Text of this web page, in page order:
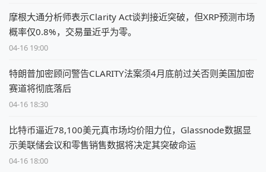
摩根大通分析师表示Clarity Act谈判接近突破，但XRP预测市场
概率仅0.8%，交易量近乎为零。
04-16 19:00
特朗普加密顾问警告CLARITY法案须4月底前过关否则美国加密
赛道将彻底落后
04-16 18:30
比特币逼近78,100美元真市场均价阻力位，Glassnode数据显
示美联储会议和零售销售数据将决定其突破命运
04-16 18:00